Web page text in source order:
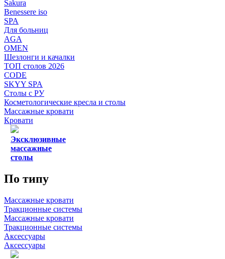
Sakura
Benessere iso
SPA
Для больниц
AGA
OMEN
Шезлонги и качалки
ТОП столов 2026
CODE
SKYY SPA
Столы с РУ
Косметологические кресла и столы
Массажные кровати
Кровати
Эксклюзивные
массажные
столы
По типу
Массажные кровати
Тракционные системы
Массажные кровати
Тракционные системы
Аксессуары
Аксессуары